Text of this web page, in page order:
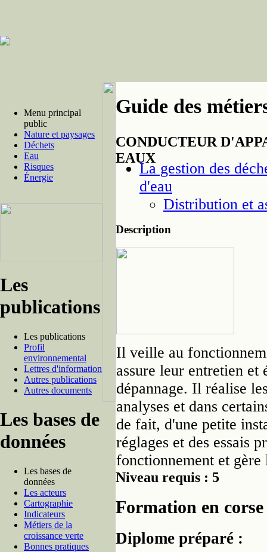
Menu principal
public
Nature et paysages
Déchets
Eau
Risques
Énergie
Les
publications
Les publications
Profil
environnemental
Lettres d'information
Autres publications
Autres documents
Les bases de
données
Les bases de
données
Les acteurs
Cartographie
Indicateurs
Métiers de la
croissance verte
Bonnes pratiques
Guide des
CONDUCTEUR
EAUX
La gestion des
d'eau
Distribution et
Description
Il veille au
assure leur entretien
dépannage. Il réalise
analyses et dans
de fait, d'une petite
réglages et des essais
fonctionnement et
Niveau requis : 5
Formation en corse
Diplome préparé :